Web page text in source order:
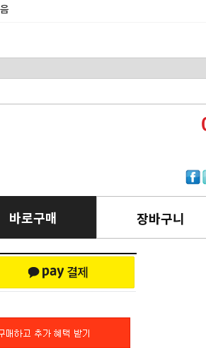
바로구매 장바구니